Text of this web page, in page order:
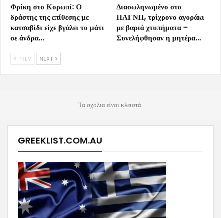
Φρίκη στο Κορωπί: Ο
δράστης της επίθεσης με
κατσαβίδι είχε βγάλει το μάτι
σε άνδρα…
Διασωληνωμένο στο
ΠΑΓΝΗ, τρίχρονο αγοράκι
με βαριά χτυπήματα –
Συνελήφθησαν η μητέρα…
PREV NEXT
Τα σχόλια είναι κλειστά.
GREEKLIST.COM.AU